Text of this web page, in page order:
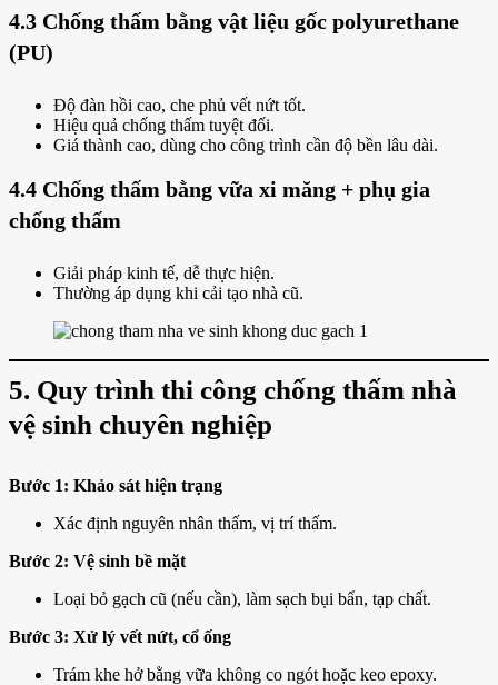
4.3 Chống thấm bằng vật liệu gốc polyurethane
(PU)
Độ đàn hồi cao, che phủ vết nứt tốt.
Hiệu quả chống thấm tuyệt đối.
Giá thành cao, dùng cho công trình cần độ bền lâu dài.
4.4 Chống thấm bằng vữa xi măng + phụ gia
chống thấm
Giải pháp kinh tế, dễ thực hiện.
Thường áp dụng khi cải tạo nhà cũ.
5. Quy trình thi công chống thấm nhà
vệ sinh chuyên nghiệp
Bước 1: Khảo sát hiện trạng
Xác định nguyên nhân thấm, vị trí thấm.
Bước 2: Vệ sinh bề mặt
Loại bỏ gạch cũ (nếu cần), làm sạch bụi bẩn, tạp chất.
Bước 3: Xử lý vết nứt, cổ ống
Trám khe hở bằng vữa không co ngót hoặc keo epoxy.